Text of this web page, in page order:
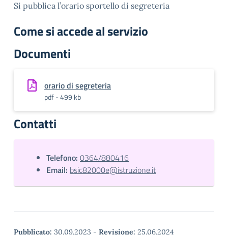
Si pubblica l’orario sportello di segreteria
Come si accede al servizio
Documenti
orario di segreteria
pdf - 499 kb
Contatti
Telefono: 0364/880416
Email: bsic82000e@istruzione.it
Pubblicato: 30.09.2023 - Revisione: 25.06.2024